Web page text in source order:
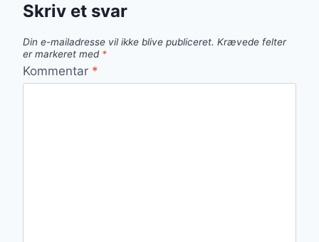
Skriv et svar
Din e-mailadresse vil ikke blive publiceret. Krævede felter
er markeret med *
Kommentar *